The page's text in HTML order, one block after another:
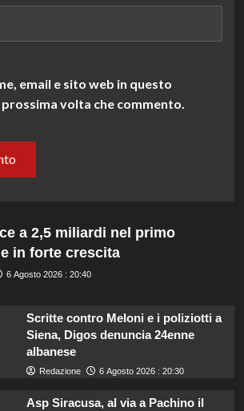
email e sito web in questo
volta che commento.
a 2,5 miliardi nel primo
in forte crescita
6 Agosto 2026 : 20:40
Scritte contro Meloni e i poliziotti a
Siena, Digos denuncia 24enne
albanese
Redazione 6 Agosto 2026 : 20:30
Asp Siracusa, al via a Pachino il